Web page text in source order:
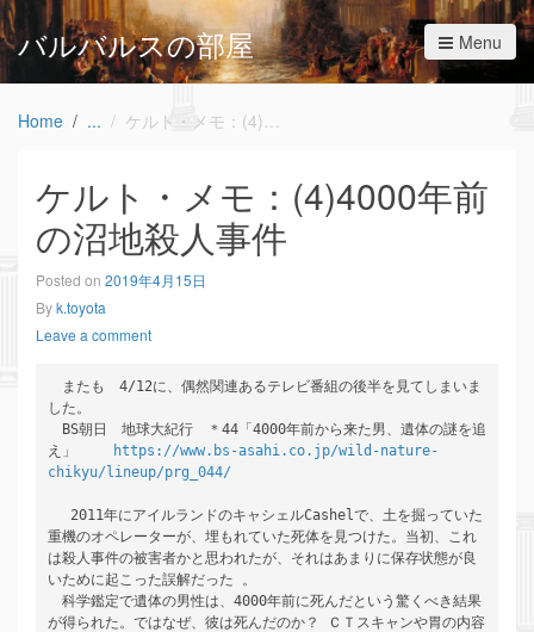
バルバルスの部屋 Menu
Home ケルト・メモ：(4)4000年前の沼地殺人事件
ケルト・メモ：(4)4000年前
の沼地殺人事件
Posted on 2019年4月15日
Byk.toyota
Leave a comment
またも　4/12に、偶然関連あるテレビ番組の後半を見てしまいま
した。
BS朝日　地球大紀行　＊44「4000年前から来た男、遺体の謎を追
え」
https://www.bs-asahi.co.jp/wild-nature-
chikyu/lineup/prg_044/
2011年にアイルランドのキャシェルCashelで、土を掘っていた
重機のオペレーターが、埋もれていた死体を見つけた。当初、これ
は殺人事件の被害者かと思われたが、それはあまりに保存状態が良
いために起こった誤解だった 。
科学鑑定で遺体の男性は、4000年前に死んだという驚くべき結果
が得られた。ではなぜ、彼は死んだのか？ ＣＴスキャンや胃の内容